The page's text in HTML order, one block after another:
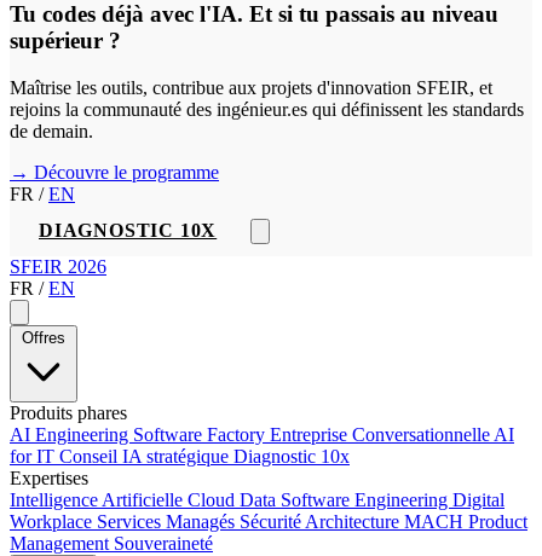
Tu codes déjà avec l'IA. Et si tu passais au niveau
supérieur ?
Maîtrise les outils, contribue aux projets d'innovation SFEIR, et
rejoins la communauté des ingénieur.es qui définissent les standards
de demain.
→ Découvre le programme
FR / EN
DIAGNOSTIC 10X
SFEIR 2026
FR / EN
Offres
Produits phares
AI Engineering Software Factory Entreprise Conversationnelle AI
for IT Conseil IA stratégique Diagnostic 10x
Expertises
Intelligence Artificielle Cloud Data Software Engineering Digital
Workplace Services Managés Sécurité Architecture MACH Product
Management Souveraineté